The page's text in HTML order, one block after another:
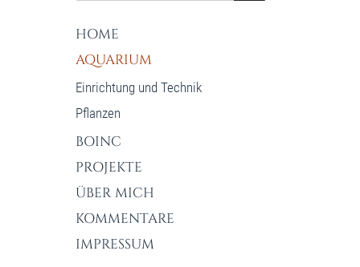
HOME
AQUARIUM
Einrichtung und Technik
Pflanzen
BOINC
PROJEKTE
ÜBER MICH
KOMMENTARE
IMPRESSUM